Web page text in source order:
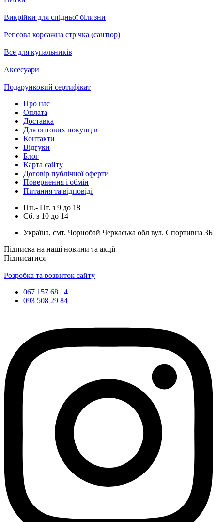
Викрійки для спідньої білизни
Репсова корсажна стрічка (сантюр)
Все для купальників
Аксесуари
Подарунковий сертифікат
Про нас
Оплата
Доставка
Для оптових покупців
Контакти
Відгуки
Блог
Карта сайту
Договір публічної оферти
Повернення і обмін
Питання та відповіді
Пн.- Пт. з 9 до 18
Сб. з 10 до 14
Україна, смт. Чорнобай Черкаська обл вул. Спортивна 3Б
Підписка на наші новини та акції
Підписатися
Розробка та розвиток сайту
067 157 68 14
093 508 29 84